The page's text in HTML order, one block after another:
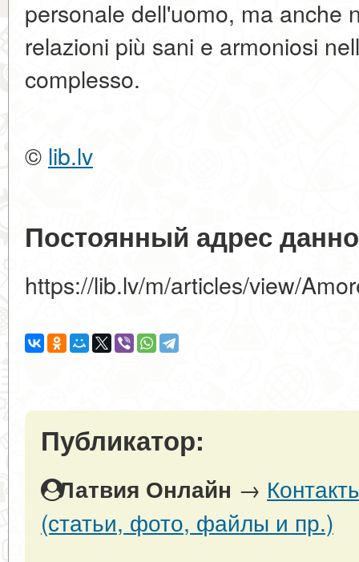
personale dell'uomo, ma anche
relazioni più sani e armoniosi
complesso.
© lib.lv
Постоянный адрес
https://lib.lv/m/articles/view/
Публикатор:
Латвия Онлайн →
(статьи, фото, файлы и пр.)